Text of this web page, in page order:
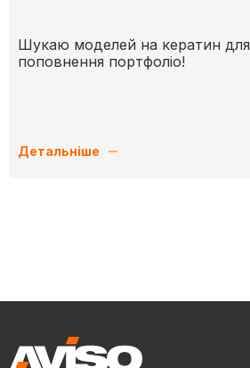
Шукаю моделей на кератин для
поповнення портфоліо!
Детальніше